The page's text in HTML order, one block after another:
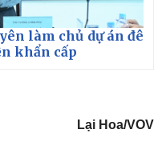
làm chủ dự án đê
khẩn cấp
Lại Hoa/VOV